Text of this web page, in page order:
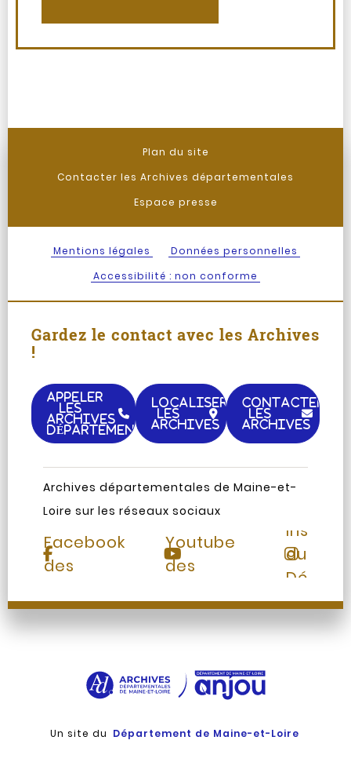
Plan du site
Contacter les Archives départementales
Espace presse
Mentions légales
Données personnelles
Accessibilité : non conforme
Gardez le contact avec les Archives
!
APPELER
LES
ARCHIVES
DÉPARTEMENTALES
LOCALISER
LES
ARCHIVES
CONTACTER
LES
ARCHIVES
Archives départementales de Maine-et-
Loire sur les réseaux sociaux
Page
Facebook
des
Chaine
Youtube
des
du
Un site du Département de Maine-et-Loire